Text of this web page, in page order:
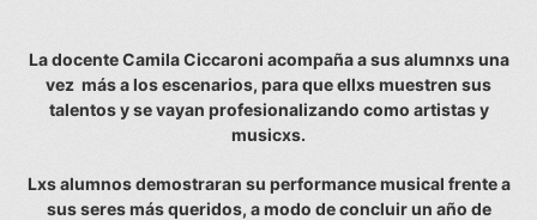
La docente Camila Ciccaroni acompaña a sus alumnxs una
vez más a los escenarios, para que ellxs muestren sus
talentos y se vayan profesionalizando como artistas y
musicxs.
Lxs alumnos demostraran su performance musical frente a
sus seres más queridos, a modo de concluir un año de